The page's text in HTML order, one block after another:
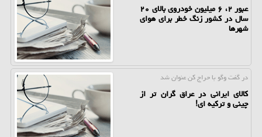
عبور ۲، ۶ میلیون خودروی بالای ۲۰
سال در کشور زنگ خطر برای هوای
شهرها
در گفت وگو با حراج كن عنوان شد
کالای ایرانی در عراق گران تر از
چینی و ترکیه ای!